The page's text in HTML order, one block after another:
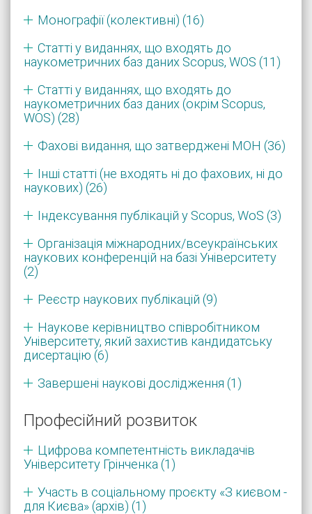
Монографії (колективні) (16)
Статті у виданнях, що входять до
наукометричних баз даних Scopus, WOS (11)
Статті у виданнях, що входять до
наукометричних баз даних (окрім Scopus,
WOS) (28)
Фахові видання, що затверджені МОН (36)
Інші статті (не входять ні до фахових, ні до
наукових) (26)
Індексування публікацій у Scopus, WoS (3)
Організація міжнародних/всеукраїнських
наукових конференцій на базі Університету
(2)
Реєстр наукових публікацій (9)
Наукове керівництво співробітником
Університету, який захистив кандидатську
дисертацію (6)
Завершені наукові дослідження (1)
Професійний розвиток
Цифрова компетентність викладачів
Університету Грінченка (1)
Участь в соціальному проєкту «З києвом -
для Києва» (архів) (1)